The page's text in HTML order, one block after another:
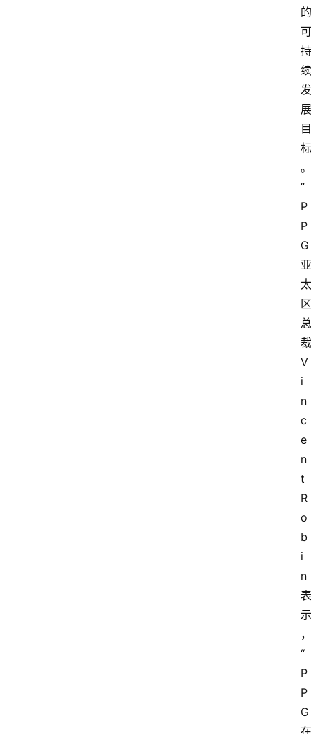
的
可
持
续
发
展
目
标
。
”
P
P
G
亚
太
区
总
裁
V
i
n
c
e
n
t
R
o
b
i
n
表
示
，
“
P
P
G
在